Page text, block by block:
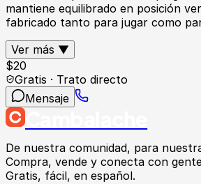
mantiene equilibrado en posición
fabricado tanto para jugar como
Ver más ▼
$20
Gratis · Trato directo
Mensaje
De nuestra comunidad, para
Compra, vende y conecta con
Gratis, fácil, en español.